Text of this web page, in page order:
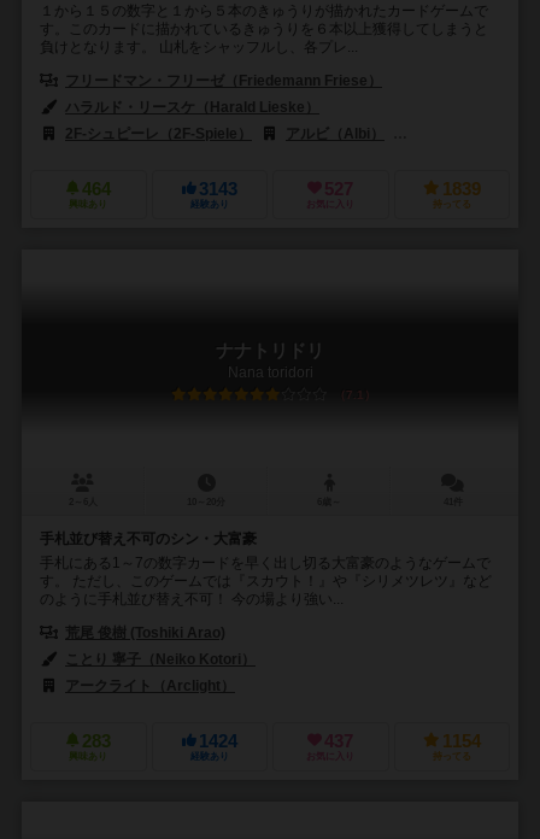
１から１５の数字と１から５本のきゅうりが描かれたカードゲームで
す。このカードに描かれているきゅうりを６本以上獲得してしまうと
負けとなります。 山札をシャッフルし、各プレ...
フリードマン・フリーゼ（Friedemann Friese）
ハラルド・リースケ（Harald Lieske）
2F-シュピーレ（2F-Spiele）
アルビ（Albi）
464
興味あり
3143
経験あり
527
お気に入り
1839
持ってる
ナナトリドリ
Nana toridori
7.1
手札並び替え不可のシン・大富豪
手札にある1～7の数字カードを早く出し切る大富豪のようなゲームで
す。 ただし、このゲームでは『スカウト！』や『シリメツレツ』など
のように手札並び替え不可！ 今の場より強い...
荒尾 俊樹 (Toshiki Arao)
ことり 寧子（Neiko Kotori）
アークライト（Arclight）
283
興味あり
1424
経験あり
437
お気に入り
1154
持ってる